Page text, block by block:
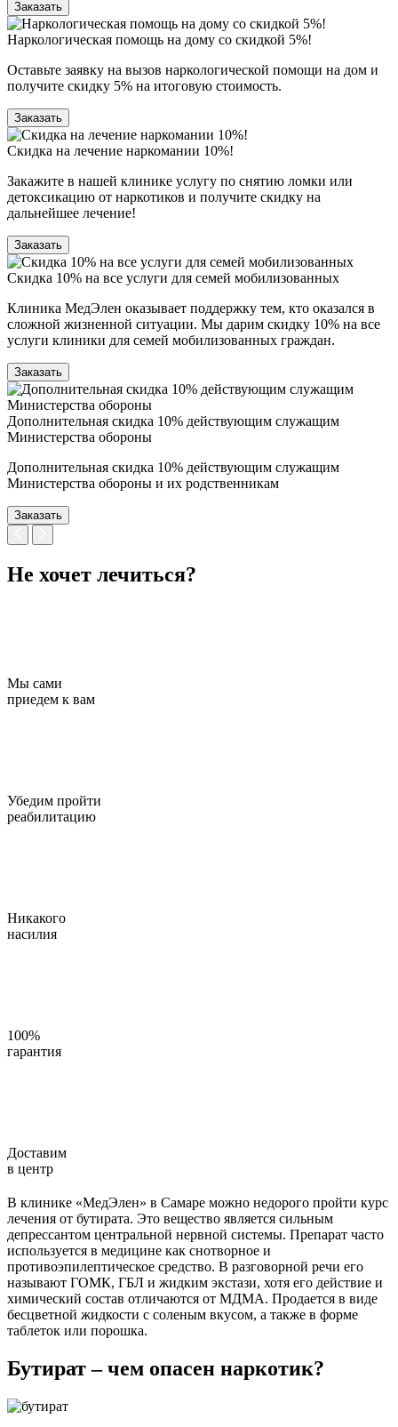
Заказать
Наркологическая помощь на дому со скидкой 5%!
Оставьте заявку на вызов наркологической помощи на дом и
получите скидку 5% на итоговую стоимость.
Заказать
Скидка на лечение наркомании 10%!
Закажите в нашей клинике услугу по снятию ломки или
детоксикацию от наркотиков и получите скидку на
дальнейшее лечение!
Заказать
Скидка 10% на все услуги для семей мобилизованных
Клиника МедЭлен оказывает поддержку тем, кто оказался в
сложной жизненной ситуации. Мы дарим скидку 10% на все
услуги клиники для семей мобилизованных граждан.
Заказать
Дополнительная скидка 10% действующим служащим
Министерства обороны
Дополнительная скидка 10% действующим служащим
Министерства обороны и их родственникам
Заказать
Не хочет лечиться?
Мы сами
приедем к вам
Убедим пройти
реабилитацию
Никакого
насилия
100%
гарантия
Доставим
в центр
В клинике «МедЭлен» в Самаре можно недорого пройти курс
лечения от бутирата. Это вещество является сильным
депрессантом центральной нервной системы. Препарат часто
используется в медицине как снотворное и
противоэпилептическое средство. В разговорной речи его
называют ГОМК, ГБЛ и жидким экстази, хотя его действие и
химический состав отличаются от МДМА. Продается в виде
бесцветной жидкости с соленым вкусом, а также в форме
таблеток или порошка.
Бутират – чем опасен наркотик?